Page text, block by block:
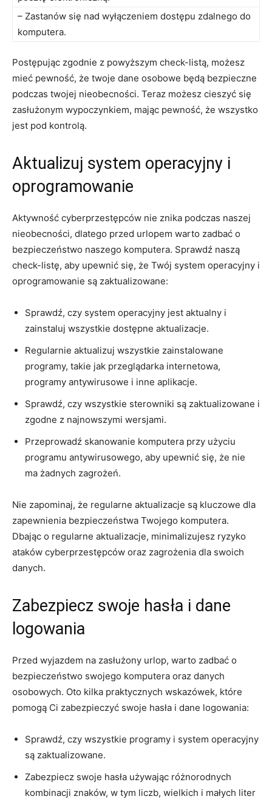
– Zastanów się nad wyłączeniem‌ dostępu zdalnego do
komputera.
Postępując zgodnie‍ z powyższym check-listą, możesz
mieć⁢ pewność, że twoje dane osobowe będą bezpieczne
podczas twojej nieobecności. ​Teraz możesz cieszyć się‌
zasłużonym wypoczynkiem, mając pewność, że wszystko⁤
jest pod kontrolą.
Aktualizuj system⁣ operacyjny i
oprogramowanie
Aktywność cyberprzestępców nie znika podczas naszej
nieobecności, dlatego przed urlopem warto⁢ zadbać o
bezpieczeństwo naszego komputera. Sprawdź naszą
check-listę, aby upewnić się, że⁢ Twój system operacyjny ‍i
oprogramowanie ⁤są zaktualizowane:
Sprawdź,⁤ czy system operacyjny jest aktualny i‍
zainstaluj wszystkie⁣ dostępne aktualizacje.
Regularnie aktualizuj wszystkie zainstalowane
programy, ‍takie jak przeglądarka⁢ internetowa,
programy antywirusowe i ⁣inne aplikacje.
Sprawdź, czy wszystkie sterowniki ⁤są zaktualizowane i
zgodne z najnowszymi⁤ wersjami.
Przeprowadź skanowanie‌ komputera przy użyciu
programu antywirusowego, aby upewnić ‍się, że nie
ma żadnych zagrożeń.
Nie zapominaj, że regularne aktualizacje ⁣są kluczowe dla⁣
zapewnienia ⁢bezpieczeństwa Twojego komputera.
Dbając o regularne aktualizacje, minimalizujesz ryzyko
ataków ​cyberprzestępców oraz zagrożenia dla swoich
danych.
Zabezpiecz ⁤swoje hasła i ⁢dane
logowania
Przed wyjazdem na ⁣zasłużony ​urlop, warto zadbać o
bezpieczeństwo swojego komputera oraz danych
osobowych. Oto​ kilka praktycznych wskazówek, które
pomogą Ci zabezpieczyć swoje hasła i dane logowania:
Sprawdź, czy⁤ wszystkie programy i system operacyjny
są‌ zaktualizowane.
Zabezpiecz swoje⁢ hasła używając różnorodnych
kombinacji znaków, w tym liczb, wielkich⁢ i małych liter